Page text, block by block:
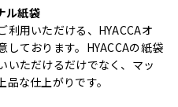
ル紙袋
用いただける、HYACCAオ
しております。HYACCAの紙袋
いただけるだけでなく、マッ
な仕上がりです。